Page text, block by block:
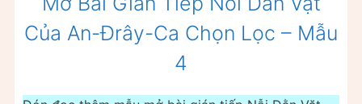
Của An-Đrây-Ca Chọn Lọc – Mẫu
4